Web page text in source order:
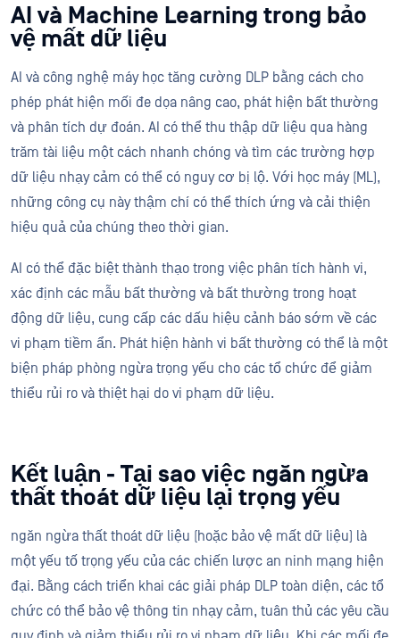
AI và Machine Learning trong bảo
vệ mất dữ liệu
AI và công nghệ máy học tăng cường DLP bằng cách cho
phép phát hiện mối đe dọa nâng cao, phát hiện bất thường
và phân tích dự đoán. AI có thể thu thập dữ liệu qua hàng
trăm tài liệu một cách nhanh chóng và tìm các trường hợp
dữ liệu nhạy cảm có thể có nguy cơ bị lộ. Với học máy (ML),
những công cụ này thậm chí có thể thích ứng và cải thiện
hiệu quả của chúng theo thời gian.
AI có thể đặc biệt thành thạo trong việc phân tích hành vi,
xác định các mẫu bất thường và bất thường trong hoạt
động dữ liệu, cung cấp các dấu hiệu cảnh báo sớm về các
vi phạm tiềm ẩn. Phát hiện hành vi bất thường có thể là một
biện pháp phòng ngừa trọng yếu cho các tổ chức để giảm
thiểu rủi ro và thiệt hại do vi phạm dữ liệu.
Kết luận - Tại sao việc ngăn ngừa
thất thoát dữ liệu lại trọng yếu
ngăn ngừa thất thoát dữ liệu (hoặc bảo vệ mất dữ liệu) là
một yếu tố trọng yếu của các chiến lược an ninh mạng hiện
đại. Bằng cách triển khai các giải pháp DLP toàn diện, các tổ
chức có thể bảo vệ thông tin nhạy cảm, tuân thủ các yêu cầu